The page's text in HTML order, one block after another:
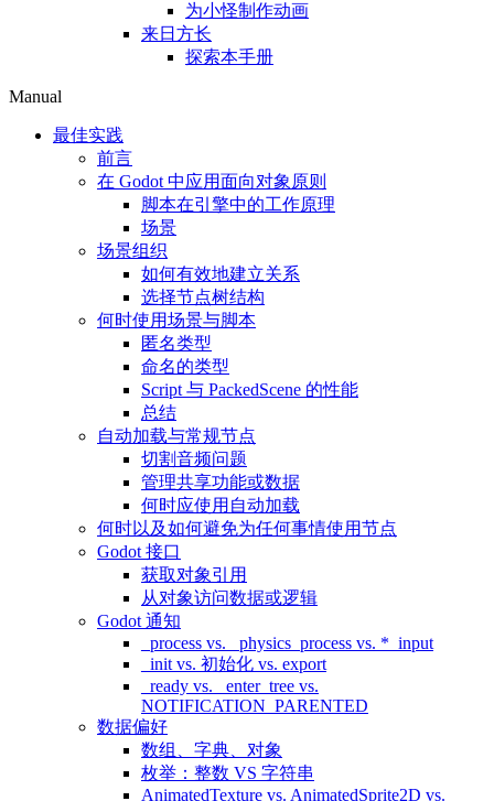
为小怪制作动画
来日方长
探索本手册
Manual
最佳实践
前言
在 Godot 中应用面向对象原则
脚本在引擎中的工作原理
场景
场景组织
如何有效地建立关系
选择节点树结构
何时使用场景与脚本
匿名类型
命名的类型
Script 与 PackedScene 的性能
总结
自动加载与常规节点
切割音频问题
管理共享功能或数据
何时应使用自动加载
何时以及如何避免为任何事情使用节点
Godot 接口
获取对象引用
从对象访问数据或逻辑
Godot 通知
_process vs. _physics_process vs. *_input
_init vs. 初始化 vs. export
_ready vs. _enter_tree vs.
NOTIFICATION_PARENTED
数据偏好
数组、字典、对象
枚举：整数 VS 字符串
AnimatedTexture vs. AnimatedSprite2D vs.